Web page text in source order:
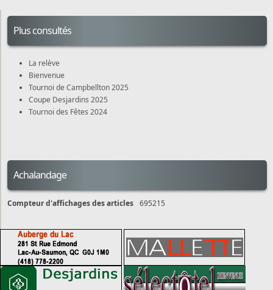
Plus consultés
La relève
Bienvenue
Tournoi de Campbellton 2025
Coupe Desjardins 2025
Tournoi des Fêtes 2024
Achalandage
Compteur d'affichages des articles 695215